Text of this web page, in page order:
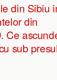
din Sibiu
din
Ce
sub